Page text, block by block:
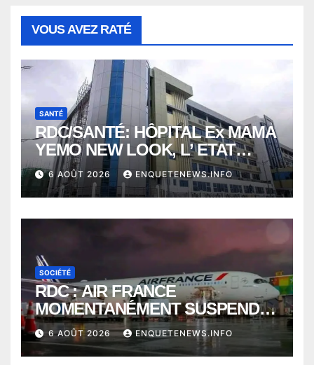
VOUS AVEZ RATÉ
SANTÉ
RDC/SANTÉ: HÔPITAL Ex MAMA
YEMO NEW LOOK, L’ ETAT
PERD LE CONTROLE
6 AOÛT 2026 ENQUETENEWS.INFO
SOCIÉTÉ
RDC : AIR FRANCE
MOMENTANÉMENT SUSPENDU
ENTRE KINSHASA ET PARIS ?
6 AOÛT 2026 ENQUETENEWS.INFO